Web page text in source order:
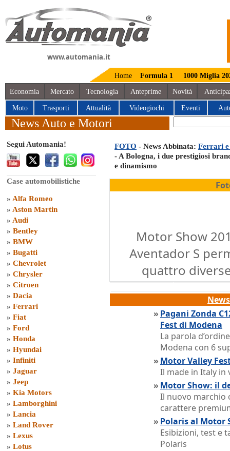
www.automania.it
Home Formula 1 1000 Miglia
Economia Mercato Tecnologia Anteprime Novità
Moto Trasporti Attualità Videogiochi Eventi
News Auto e Motori
Segui Automania!
Case automobilistiche
» Alfa Romeo
» Aston Martin
» Audi
» Bentley
» BMW
» Bugatti
» Chevrolet
» Chrysler
» Citroen
» Dacia
» Ferrari
» Fiat
» Ford
» Honda
» Hyundai
» Infiniti
» Jaguar
» Jeep
» Kia Motors
» Lamborghini
» Lancia
» Land Rover
» Lexus
» Lotus
FOTO - News Abbinata: Ferrari e
- A Bologna, i due prestigiosi
e dinamismo
Motor Show
Aventador S
quattro
» Pagani Zonda
Fest di Modena
La parola
Modena con 6
» Motor Valley
Il made in Italy in
» Motor Show: il
Il nuovo marchio
carattere
» Polaris al Motor
Esibizioni, test e
Polaris